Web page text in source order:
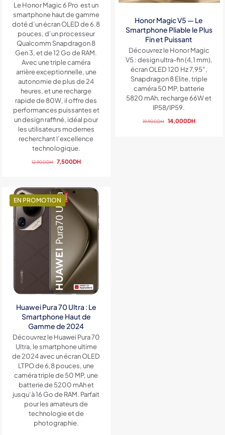
Le Honor Magic 6 Pro est un
smartphone haut de gamme
doté d’un écran OLED de 6.8
pouces, d’un processeur
Qualcomm Snapdragon 8
Gen 3, et de 12 Go de RAM.
Avec une triple caméra
arrière exceptionnelle, une
autonomie de plus de 24
heures, et une recharge
rapide de 80W, il offre des
performances puissantes et
un design raffiné, idéal pour
les utilisateurs modernes
recherchant l’excellence
technologique.
12,900DH
Le
était :
12,900DH.
7,500DHLe
est :
Honor Magic V5 — Le
Smartphone Pliable le Plus
Fin et Puissant
Découvrez le Honor Magic
V5 : design ultra-fin (4,1 mm),
écran OLED 120 Hz 7,95″,
Snapdragon 8 Elite, triple
caméra 50 MP, batterie
5820 mAh, recharge 66W et
IP58/IP59.
19,900DH
Le
14,000DHLe
EN PROMOTION
Huawei Pura 70 Ultra : Le
Smartphone Haut de
Gamme de 2024
Découvrez le Huawei Pura 70
Ultra, le smartphone ultime
de 2024 avec un écran OLED
LTPO de 6,8 pouces, une
caméra triple de 50 MP, une
batterie de 5200 mAh et
jusqu’à 16 Go de RAM. Parfait
pour les amateurs de
technologie et de
photographie.